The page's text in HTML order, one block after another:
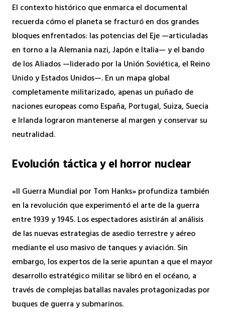
El contexto histórico que enmarca el documental
recuerda cómo el planeta se fracturó en dos grandes
bloques enfrentados: las potencias del Eje —articuladas
en torno a la Alemania nazi, Japón e Italia— y el bando
de los Aliados —liderado por la Unión Soviética, el Reino
Unido y Estados Unidos—. En un mapa global
completamente militarizado, apenas un puñado de
naciones europeas como España, Portugal, Suiza, Suecia
e Irlanda lograron mantenerse al margen y conservar su
neutralidad.
Evolución táctica y el horror nuclear
«II Guerra Mundial por Tom Hanks» profundiza también
en la revolución que experimentó el arte de la guerra
entre 1939 y 1945. Los espectadores asistirán al análisis
de las nuevas estrategias de asedio terrestre y aéreo
mediante el uso masivo de tanques y aviación. Sin
embargo, los expertos de la serie apuntan a que el mayor
desarrollo estratégico militar se libró en el océano, a
través de complejas batallas navales protagonizadas por
buques de guerra y submarinos.